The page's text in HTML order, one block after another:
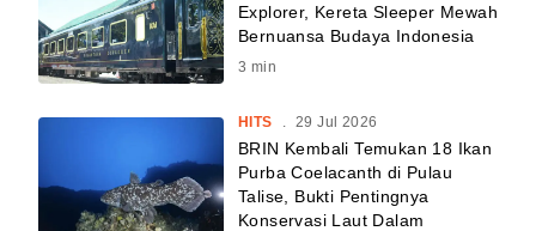
Explorer, Kereta Sleeper Mewah
Bernuansa Budaya Indonesia
3 min
HITS 29 Jul 2026
BRIN Kembali Temukan 18 Ikan
Purba Coelacanth di Pulau
Talise, Bukti Pentingnya
Konservasi Laut Dalam